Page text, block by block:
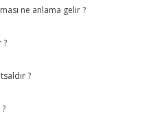
ne anlama gelir ?
?
?